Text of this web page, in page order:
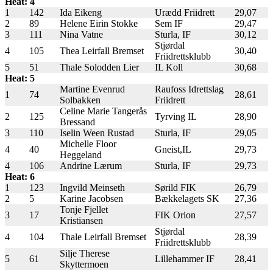
1
142 Ida Eikeng Urædd Friidrett
29,07
2
89 Helene Eirin Stokke Sem IF
29,47
3
111 Nina Vatne Sturla, IF
30,12
4
105 Thea Leirfall Bremset
Stjørdal
Friidrettsklubb
30,40
5
51 Thale Solodden Lier IL Koll
30,68
Heat: 5
1
74
Martine Evenrud
Solbakken
Raufoss Idrettslag
Friidrett
28,61
2 125
Celine Marie Tangerås
Bressand
Tyrving IL
28,90
3
110 Iselin Ween Rustad Sturla, IF
29,05
4
40
Michelle Floor
Heggeland
Gneist,IL
29,73
4
106 Andrine Lærum Sturla, IF
29,73
Heat: 6
1
123 Ingvild Meinseth Sørild FIK
26,79
2
5 Karine Jacobsen Bækkelagets SK
27,36
3
17
Tonje Fjellet
Kristiansen
FIK Orion 27,57
4 104 Thale Leirfall Bremset
Stjørdal
Friidrettsklubb
28,39
5 61
Silje Therese
Skyttermoen
Lillehammer IF 28,41